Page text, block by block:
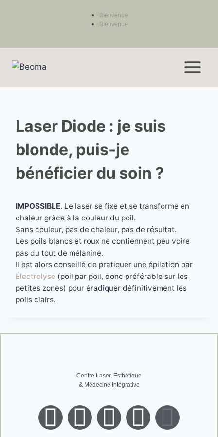
Bienvenue
Bienvenue
Laser Diode : je suis
blonde, puis-je
bénéficier du soin ?
IMPOSSIBLE. Le laser se fixe et se transforme en
chaleur grâce à la couleur du poil.
Sans couleur, pas de chaleur, pas de résultat.
Les poils blancs et roux ne contiennent peu voire
pas du tout de mélanine.
Il est alors conseillé de pratiquer une épilation par
Électrolyse (poil par poil, donc préférable sur les
petites zones) pour éradiquer définitivement les
poils clairs.
Centre Laser, Esthétique
& Médecine intégrative